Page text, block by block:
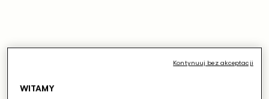
WITAMY
Kontynuuj bez akceptacji